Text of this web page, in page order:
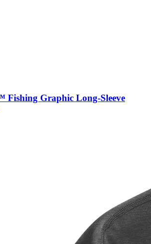
Fishing Graphic Long-Sleeve